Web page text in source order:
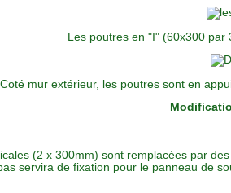
Les poutres en "I" (60x300 par
Coté mur extérieur, les poutres sont en
(2 x 300mm) sont remplacées par
servira de fixation pour le panneau de